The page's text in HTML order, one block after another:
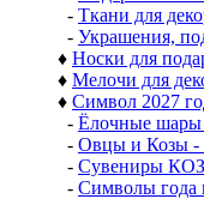
- Ткани для
- Украшения,
♦ Носки для
♦ Мелочи для
♦ Символ 2027
- Ёлочные шары
- Овцы и Козы -
- Сувениры
- Символы года